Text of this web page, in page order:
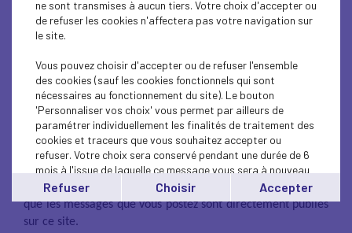
pornographique, xénophobe ou pouvant, dans une plus
large mesure, porter atteinte à la sensibilité du plus grand
nombre.
Publication de commentaires
Les commentaires publiés par les internautes expriment
uniquement les opinions personnelles de leurs auteurs et
sont publiés sous leur responsabilité. Le MEDEF ne saurait
être tenu responsable du contenu de ces messages dont il
n’est pas l’auteur.
Les commentaires sont modérés a posteriori. Cela signifie
que les messages que vous postez sont directement publiés
sur ce site.
ne sont transmises à aucun tiers. Votre choix d'accepter ou
de refuser les cookies n'affectera pas votre navigation sur
le site.
Vous pouvez choisir d'accepter ou de refuser l'ensemble
des cookies (sauf les cookies fonctionnels qui sont
nécessaires au fonctionnement du site). Le bouton
'Personnaliser vos choix' vous permet par ailleurs de
paramétrer individuellement les finalités de traitement des
cookies et traceurs que vous souhaitez accepter ou
refuser. Votre choix sera conservé pendant une durée de 6
mois à l'issue de laquelle ce message vous sera à nouveau
affiché..
Vous pouvez modifier votre choix à tout moment en
cliquant sur le lien 'cookies' en bas de page.
Refuser Choisir Accepter